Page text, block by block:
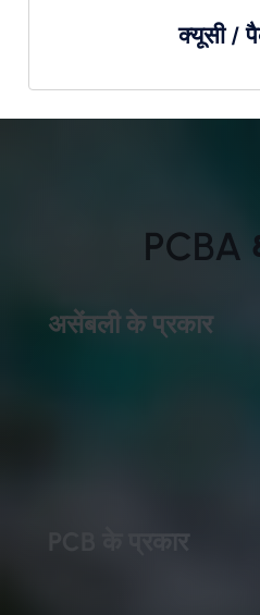
क्यूसी /
PCBA
असेंबली के प्रकार
PCB के प्रकार